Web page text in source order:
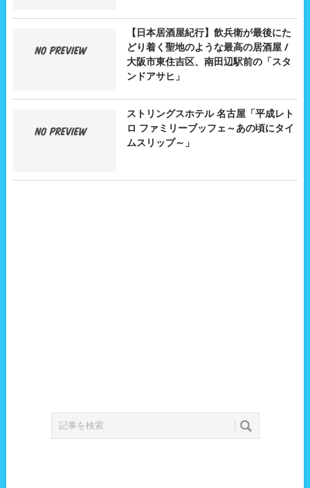
【日本居酒屋紀行】飲兵衛が最後にた
どり着く聖地のような最高の居酒屋 /
大阪市東住吉区、南田辺駅前の「スタ
ンドアサヒ」
ストリングスホテル 名古屋「平成レト
ロ ファミリーブッフェ～あの頃にタイ
ムスリップ～」